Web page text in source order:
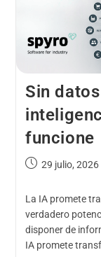
Sin
funcione
29 julio, 2026
La IA promete
verdadero
disponer de
IA promete